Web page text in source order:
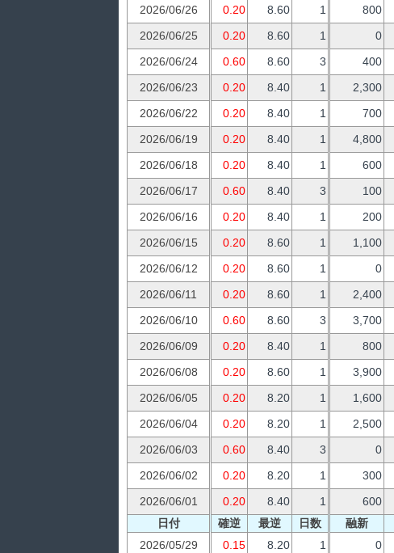
2026/06/26
0.20 8.60 1 800
2026/06/25
0.20 8.60 1 0
2026/06/24
0.60 8.60 3 400
2026/06/23
0.20 8.40 1 2,300
2026/06/22
0.20 8.40 1 700
2026/06/19
0.20 8.40 1 4,800
2026/06/18
0.20 8.40 1 600
2026/06/17
0.60 8.40 3 100
2026/06/16
0.20 8.40 1 200
2026/06/15
0.20 8.60 1 1,100
2026/06/12
0.20 8.60 1 0
2026/06/11
0.20 8.60 1 2,400
2026/06/10
0.60 8.60 3 3,700
2026/06/09
0.20 8.40 1 800
2026/06/08
0.20 8.60 1 3,900
2026/06/05
0.20 8.20 1 1,600
2026/06/04
0.20 8.20 1 2,500
2026/06/03
0.60 8.40 3 0
2026/06/02
0.20 8.20 1 300
2026/06/01
0.20 8.40 1 600
日付
確逆 最逆 日数 融新
2026/05/29
0.15 8.20 1 0